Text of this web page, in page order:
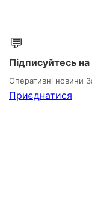
💬
Підписуйтесь
Оперативні новини
Приєднатися